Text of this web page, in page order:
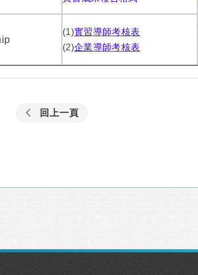
(1)實習導師考核表
(2)企業導師考核表
回上一頁